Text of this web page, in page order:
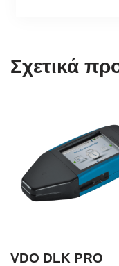
Σχετικά
VDO DLK PRO